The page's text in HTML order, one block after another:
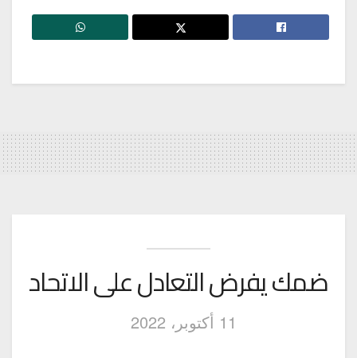
ضمك يفرض التعادل على الاتحاد
11 أكتوبر، 2022